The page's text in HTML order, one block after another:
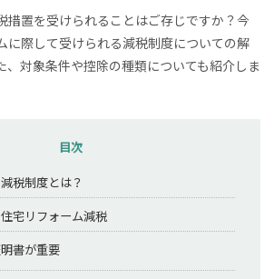
措置を受けられることはご存じですか？今
に際して受けられる減税制度についての解
、対象条件や控除の種類についても紹介しま
目次
税制度とは？
宅リフォーム減税
書が重要